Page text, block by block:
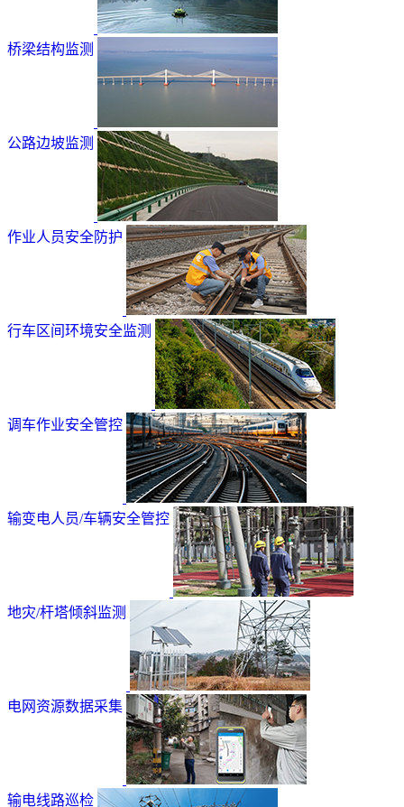
桥梁结构监测
公路边坡监测
作业人员安全防护
行车区间环境安全监测
调车作业安全管控
输变电人员/车辆安全管控
地灾/杆塔倾斜监测
电网资源数据采集
输电线路巡检